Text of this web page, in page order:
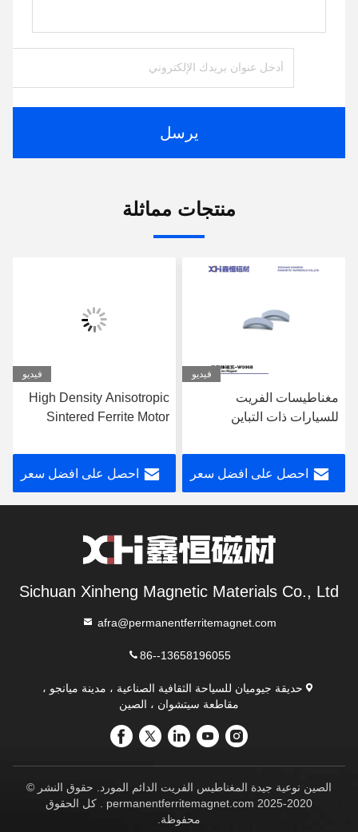
يرسل
منتجات مماثلة
فيديو
مغناطيسات الفريت
للسيارات ذات التباين
في درجة حرارة عالية بكثافة
نسبية عالية لمحركات
السيارات
احصل على افضل سعر
فيديو
High Density Anisotropic
Sintered Ferrite Motor
Automotive and Window
Motorsاحصل على افضل سعر
Sichuan Xinheng Magnetic Materials Co., Ltd
afra@permanentferritemagnet.com
86--13658196055
حديقة جيوميان للسياحة الثقافية الصناعية ، مدينة ميانجو ،
مقاطعة سيتشوان ، الصين
الصين نوعية جيدة المغناطيس الفريت الدائم المورد. حقوق النشر ©
2020-2025 permanentferritemagnet.com . كل الحقوق
محفوظة.